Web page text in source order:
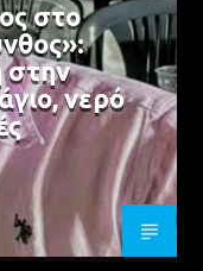
στο
στην
νερό